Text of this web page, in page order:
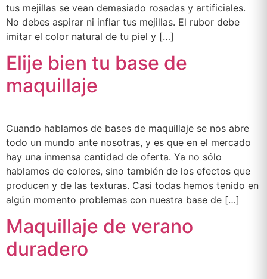
tus mejillas se vean demasiado rosadas y artificiales.
No debes aspirar ni inflar tus mejillas. El rubor debe
imitar el color natural de tu piel y […]
Elije bien tu base de
maquillaje
Cuando hablamos de bases de maquillaje se nos abre
todo un mundo ante nosotras, y es que en el mercado
hay una inmensa cantidad de oferta. Ya no sólo
hablamos de colores, sino también de los efectos que
producen y de las texturas. Casi todas hemos tenido en
algún momento problemas con nuestra base de […]
Maquillaje de verano
duradero